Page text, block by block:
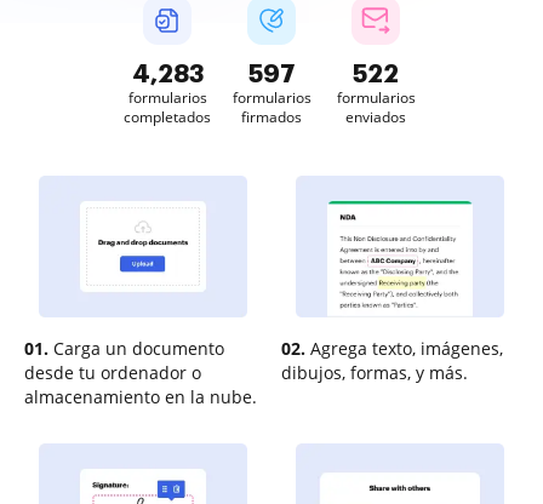
4,283
formularios
completados
597
formularios
firmados
522
formularios
enviados
01. Carga un documento
desde tu ordenador o
almacenamiento en la nube.
02. Agrega texto, imágenes,
dibujos, formas, y más.